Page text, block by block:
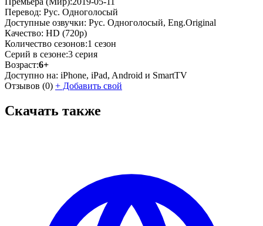
Перевод: Рус. Одноголосый
Доступные озвучки: Рус. Одноголосый, Eng.Original
Качество: HD (720p)
Количество сезонов:1 сезон
Серий в сезоне:3 серия
Возраст:6+
Доступно на: iPhone, iPad, Android и SmartTV
Отзывов (0) + Добавить свой
Скачать также